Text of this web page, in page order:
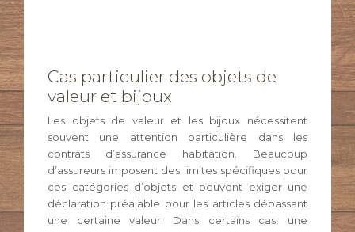
Cas particulier des objets de
valeur et bijoux
Les objets de valeur et les bijoux nécessitent
souvent une attention particulière dans les
contrats d’assurance habitation. Beaucoup
d’assureurs imposent des limites spécifiques pour
ces catégories d’objets et peuvent exiger une
déclaration préalable pour les articles dépassant
une certaine valeur. Dans certains cas, une